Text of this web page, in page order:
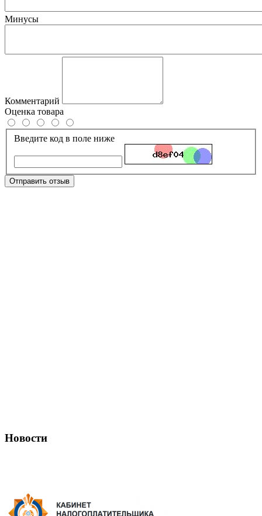
Минусы
Комментарий
Оценка товара
Введите код в поле ниже
Отправить отзыв
Новости